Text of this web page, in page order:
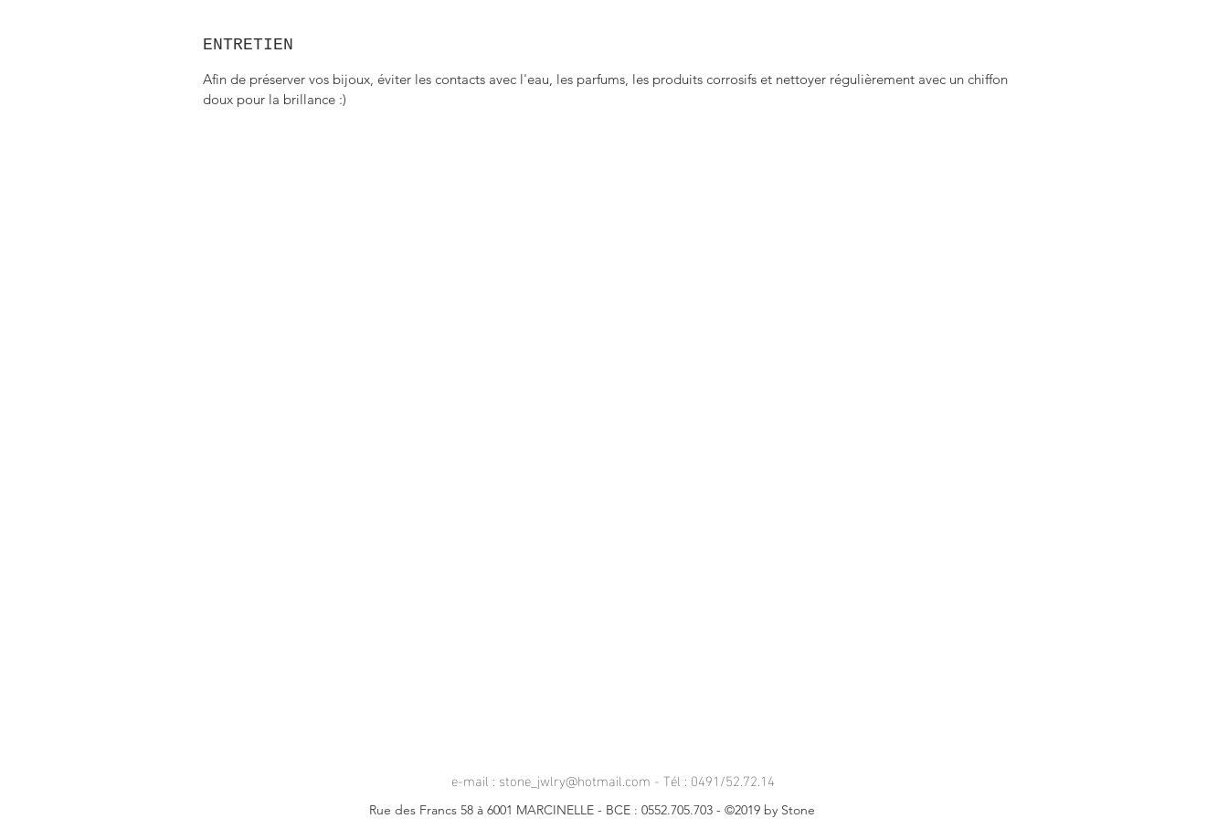
ENTRETIEN
Afin de préserver vos bijoux, éviter les contacts avec l'eau, les parfums, les produits corrosifs et nettoyer régulièrement avec un chiffon
doux pour la brillance :)
e-mail : stone_jwlry@hotmail.com - Tél : 0491/52.72.14
Rue des Francs 58 à 6001 MARCINELLE - BCE : 0552.705.703 - ©2019 by Stone